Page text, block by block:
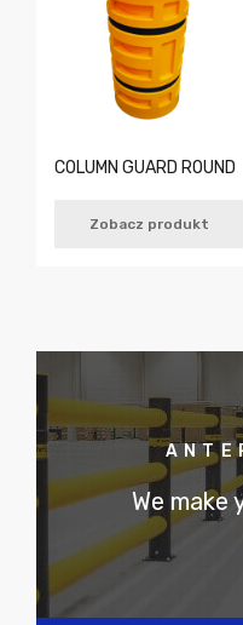
COLUMN GUARD ROUND
Zobacz produkt
We make